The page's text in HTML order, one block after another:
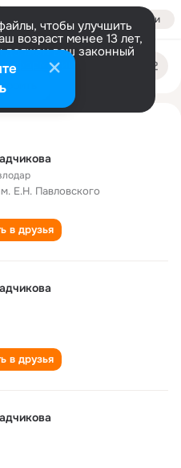
Войти
чтобы улучшить
возраст менее 13 лет,
должен ваш законный
информации
Е.Н. Павловского
в друзья
в друзья